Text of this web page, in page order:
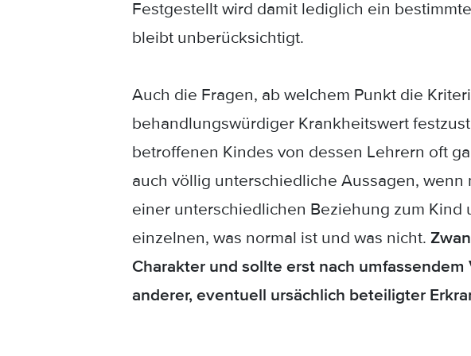
Festgestellt wird damit lediglich ein
bleibt unberücksichtigt.
Auch die Fragen, ab welchem Punkt die
behandlungswürdiger Krankheitswert
betroffenen Kindes von dessen Lehrern oft
auch völlig unterschiedliche Aussagen,
einer unterschiedlichen Beziehung zum
einzelnen, was normal ist und was nicht.
Charakter und sollte erst nach
anderer, eventuell ursächlich beteiligter